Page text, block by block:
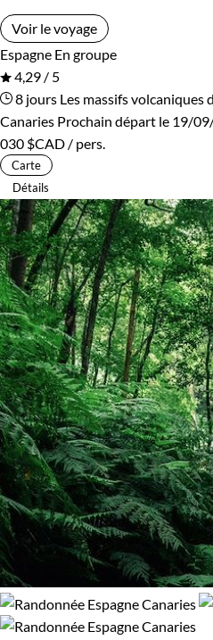
Voir le voyage
Espagne En groupe
4,29 / 5
8 jours Les massifs volcaniques
Canaries Prochain départ le 19/
030 $CAD / pers.
Carte
Détails